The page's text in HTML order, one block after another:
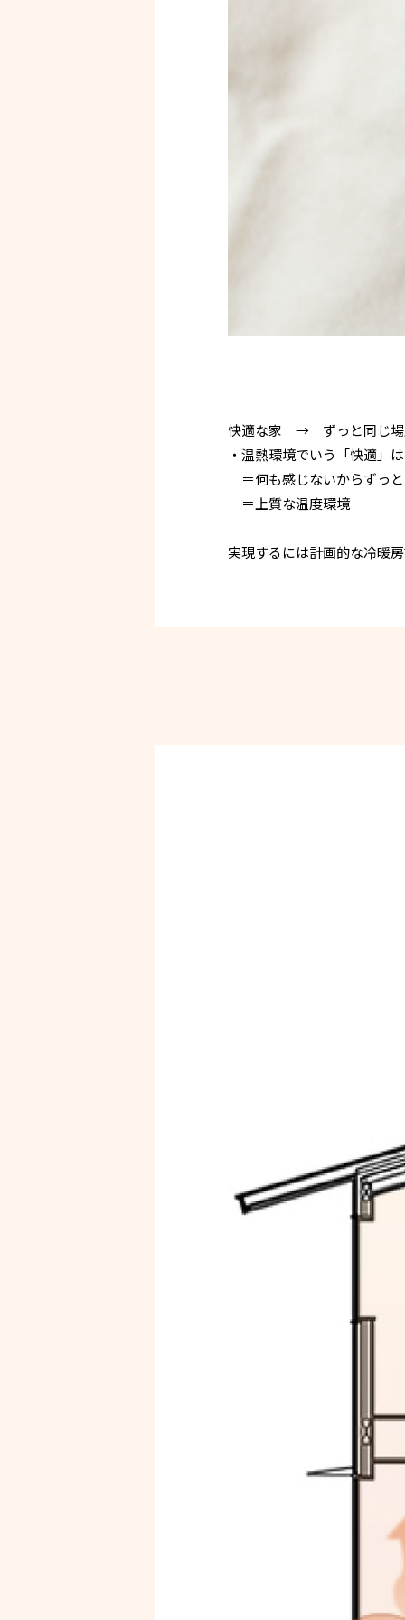
快適な家 → ずっと同じ場
・温熱環境でいう「快適」
＝何も感じないからずっ
＝上質な温度環境
実現するには計画的な冷暖